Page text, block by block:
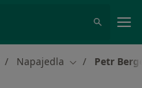
Napajedla Změna města
Petr